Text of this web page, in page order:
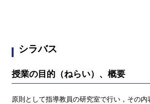
シラバス
授業の目的（ねらい）、概要
原則として指導教員の研究室で行い，その内